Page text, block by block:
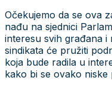
Očekujemo da se ova
nađu na sjednici
interesu svih građana i
sindikata će pružiti
koja bude radila u
kako bi se ovako